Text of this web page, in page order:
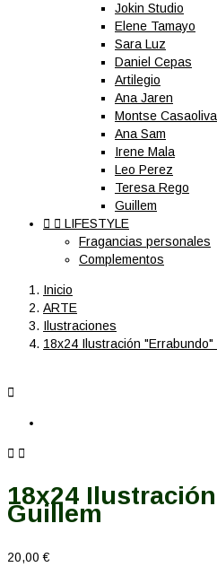
Jokin Studio
Elene Tamayo
Sara Luz
Daniel Cepas
Artilegio
Ana Jaren
Montse Casaoliva
Ana Sam
Irene Mala
Leo Perez
Teresa Rego
Guillem
  LIFESTYLE
Fragancias personales
Complementos
Inicio
ARTE
Ilustraciones
18x24 Ilustración "Errabundo"

 
18x24
Guillem
20,00 €